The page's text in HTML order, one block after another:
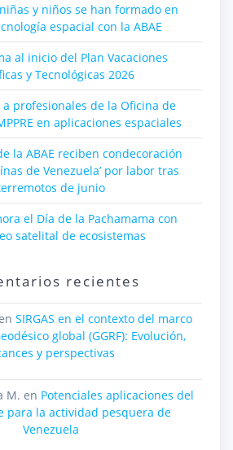
y niños se han formado en
espacial con la ABAE
al inicio del Plan Vacaciones
y Tecnológicas 2026
a profesionales de la Oficina de
en aplicaciones espaciales
la ABAE reciben condecoración
de Venezuela’ por labor tras
de junio
el Día de la Pachamama con
satelital de ecosistemas
recientes
en SIRGAS en el contexto del marco
global (GGRF): Evolución,
y perspectivas
M. en Potenciales aplicaciones del
para la actividad pesquera de
Venezuela